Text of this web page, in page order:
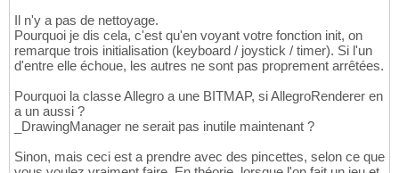
Il n'y a pas de nettoyage.
Pourquoi je dis cela, c'est qu'en voyant votre fonction init, on
remarque trois initialisation (keyboard / joystick / timer). Si l'un
d'entre elle échoue, les autres ne sont pas proprement arrêtées.
Pourquoi la classe Allegro a une BITMAP, si AllegroRenderer en
a un aussi ?
_DrawingManager ne serait pas inutile maintenant ?
Sinon, mais ceci est a prendre avec des pincettes, selon ce que